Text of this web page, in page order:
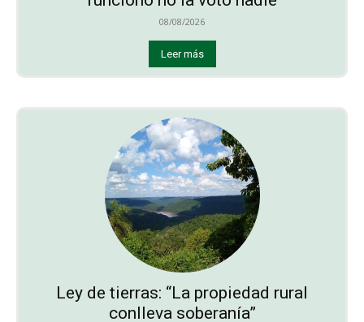
08/08/2026
Leer más
Ley de tierras: “La propiedad rural
conlleva soberanía”